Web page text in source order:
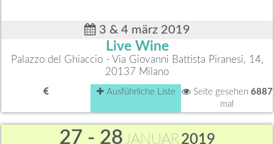
3 & 4 märz 2019
Live Wine
Palazzo del Ghiaccio - Via Giovanni Battista Piranesi, 14,
20137 Milano
Ausführliche Liste Seite gesehen 6887
mal
27 - 28JANUAR2019